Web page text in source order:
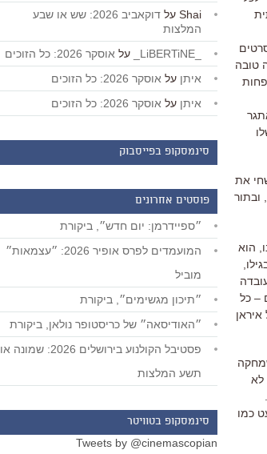
טובה
מתרחש ב-1980, בזמן מלחמת איראן-עיראק, ועוקב אחרי אומיד בן ה-14, שחי את
הוא
– כל
לא
כמו
Shai על
דוקאביב 2026: שש או שבע
המלצות
על אוסקר 2026: כל הזוכים
איתן על אוסקר 2026: כל הזוכים
איתן על אוסקר 2026: כל הזוכים
סינמסקופ בפייסבוק
פוסטים אחרונים
״ספיידרמן: יום חדש״, ביקורת
המועמדים לפרס אופיר 2026: ״עצמאות״
מוביל
״תיכון מגשימים״, ביקורת
״האודיסאה״ של כריסטופר נולאן, ביקורת
פסטיבל הקולנוע בירושלים 2026: שמונה או
תשע המלצות
סינמסקופ בטוויטר
Tweets by @cinemascopian